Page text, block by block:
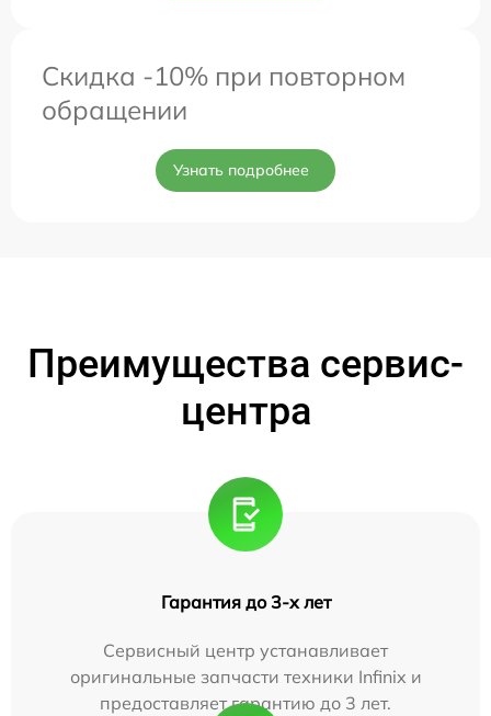
Скидка -10% при повторном
обращении
Узнать подробнее
Преимущества сервис-
центра
Гарантия до 3-х лет
Сервисный центр устанавливает
оригинальные запчасти техники Infinix и
предоставляет гарантию до 3 лет.